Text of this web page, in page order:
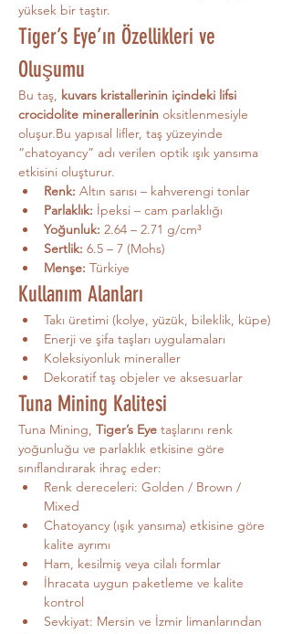
yüksek bir taştır.
Tiger’s Eye’ın Özellikleri ve
Oluşumu
Bu taş, kuvars kristallerinin içindeki lifsi
crocidolite minerallerinin oksitlenmesiyle
oluşur.Bu yapısal lifler, taş yüzeyinde
“chatoyancy” adı verilen optik ışık yansıma
etkisini oluşturur.
Renk: Altın sarısı – kahverengi tonlar
Parlaklık: İpeksi – cam parlaklığı
Yoğunluk: 2.64 – 2.71 g/cm³
Sertlik: 6.5 – 7 (Mohs)
Menşe: Türkiye
Kullanım Alanları
Takı üretimi (kolye, yüzük, bileklik, küpe)
Enerji ve şifa taşları uygulamaları
Koleksiyonluk mineraller
Dekoratif taş objeler ve aksesuarlar
Tuna Mining Kalitesi
Tuna Mining, Tiger’s Eye taşlarını renk
yoğunluğu ve parlaklık etkisine göre
sınıflandırarak ihraç eder:
Renk dereceleri: Golden / Brown /
Mixed
Chatoyancy (ışık yansıma) etkisine göre
kalite ayrımı
Ham, kesilmiş veya cilalı formlar
İhracata uygun paketleme ve kalite
kontrol
Sevkiyat: Mersin ve İzmir limanlarından